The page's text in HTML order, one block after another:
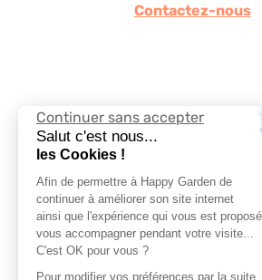
Continuer sans accepter
Salut c'est nous...
les Cookies !
Afin de permettre à Happy Garden de
continuer à améliorer son site internet
ainsi que l'expérience qui vous est
vous accompagner pendant votre visite...
C'est OK pour vous ?
Pour modifier vos préférences par la
Contactez-nous
Suivez-nous
Choisir la langue